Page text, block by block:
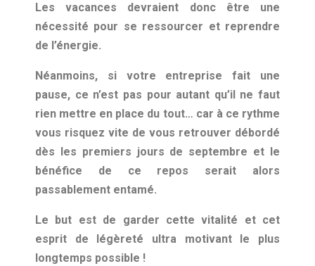
Les vacances devraient donc être une
nécessité pour se ressourcer et reprendre
de l’énergie.
Néanmoins, si votre entreprise fait une
pause, ce n’est pas pour autant qu’il ne faut
rien mettre en place du tout… car à ce rythme
vous risquez vite de vous retrouver débordé
dès les premiers jours de septembre et le
bénéfice de ce repos serait alors
passablement entamé.
Le but est de garder cette vitalité et cet
esprit de légèreté ultra motivant le plus
longtemps possible !